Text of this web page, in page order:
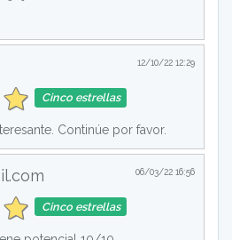
12/10/22 12:29
Cinco estrellas
Continúe por favor.
06/03/22 16:56
Cinco estrellas